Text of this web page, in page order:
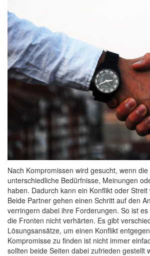
Nach Kompromissen wird gesucht, wenn
unterschiedliche Bedürfnisse, Meinungen
haben. Dadurch kann ein Konflikt oder
Beide Partner gehen einen Schritt auf den
verringern dabei ihre Forderungen. So ist
die Fronten nicht verhärten. Es gibt
Lösungsansätze, um einen Konflikt
Kompromisse zu finden ist nicht immer
sollten beide Seiten dabei zufrieden gestellt